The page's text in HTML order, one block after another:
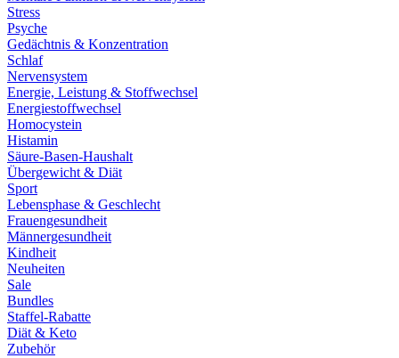
Stress
Psyche
Gedächtnis & Konzentration
Schlaf
Nervensystem
Energie, Leistung & Stoffwechsel
Energiestoffwechsel
Homocystein
Histamin
Säure-Basen-Haushalt
Übergewicht & Diät
Sport
Lebensphase & Geschlecht
Frauengesundheit
Männergesundheit
Kindheit
Neuheiten
Sale
Bundles
Staffel-Rabatte
Diät & Keto
Zubehör